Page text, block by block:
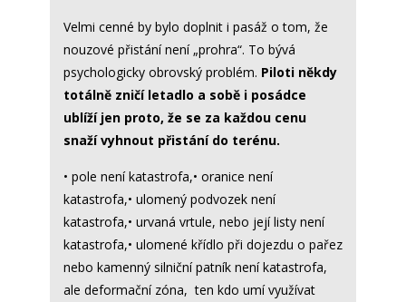
Velmi cenné by bylo doplnit i pasáž o tom, že
nouzové přistání není „prohra“. To bývá
psychologicky obrovský problém. Piloti někdy
totálně zničí letadlo a sobě i posádce
ublíží jen proto, že se za každou cenu
snaží vyhnout přistání do terénu.
• pole není katastrofa,• oranice není
katastrofa,• ulomený podvozek není
katastrofa,• urvaná vrtule, nebo její listy není
katastrofa,• ulomené křídlo při dojezdu o pařez
nebo kamenný silniční patník není katastrofa,
ale deformační zóna, ten kdo umí využívat